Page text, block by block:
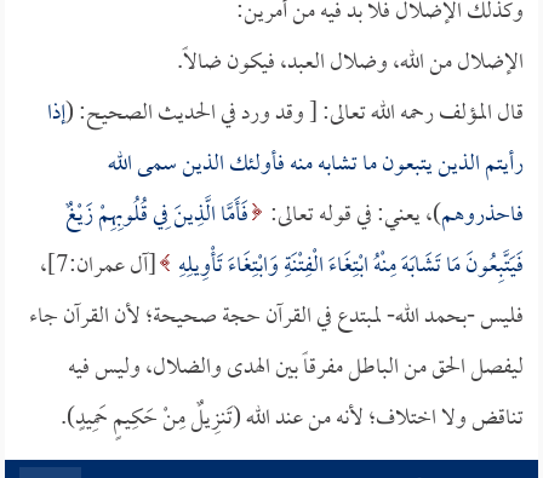
وكذلك الإضلال فلا بد فيه من أمرين:
الإضلال من الله، وضلال العبد، فيكون ضالاً.
قال المؤلف رحمه الله تعالى: [ وقد ورد في الحديث الصحيح: (إذا
رأيتم الذين يتبعون ما تشابه منه فأولئك الذين سمى الله
فاحذروهم)، يعني: في قوله تعالى: فَأَمَّا الَّذِينَ فِي قُلُوبِهِمْ زَيْغٌ
فَيَتَّبِعُونَ مَا تَشَابَهَ مِنْهُ ابْتِغَاءَ الْفِتْنَةِ وَابْتِغَاءَ تَأْوِيلِهِ
[آل عمران:7]،
فليس -بحمد الله- لمبتدع في القرآن حجة صحيحة؛ لأن القرآن جاء
ليفصل الحق من الباطل مفرقاً بين الهدى والضلال، وليس فيه
تناقض ولا اختلاف؛ لأنه من عند الله (تَنزِيلٌ مِنْ حَكِيمٍ حَمِيدٍ).